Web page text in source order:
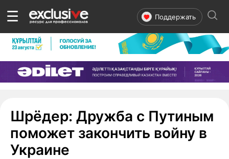
☰ Поддержать
Шрёдер: Дружба с Путиным
поможет закончить войну в
Украине